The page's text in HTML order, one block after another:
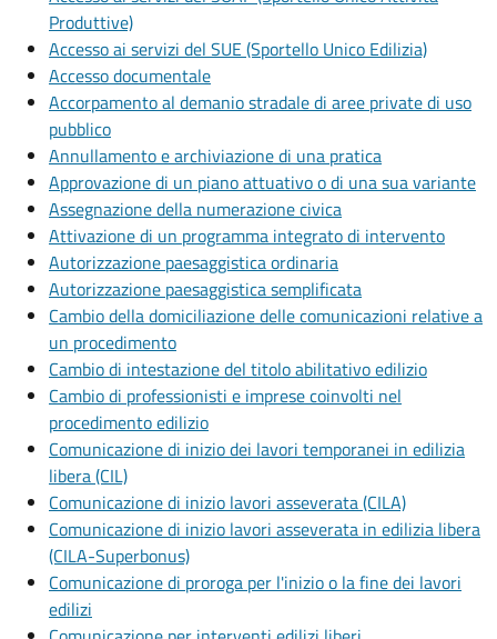
Produttive)
Accesso ai servizi del SUE (Sportello Unico Edilizia)
Accesso documentale
Accorpamento al demanio stradale di aree private di uso
pubblico
Annullamento e archiviazione di una pratica
Approvazione di un piano attuativo o di una sua variante
Assegnazione della numerazione civica
Attivazione di un programma integrato di intervento
Autorizzazione paesaggistica ordinaria
Autorizzazione paesaggistica semplificata
Cambio della domiciliazione delle comunicazioni relative a
un procedimento
Cambio di intestazione del titolo abilitativo edilizio
Cambio di professionisti e imprese coinvolti nel
procedimento edilizio
Comunicazione di inizio dei lavori temporanei in edilizia
libera (CIL)
Comunicazione di inizio lavori asseverata (CILA)
Comunicazione di inizio lavori asseverata in edilizia libera
(CILA-Superbonus)
Comunicazione di proroga per l'inizio o la fine dei lavori
edilizi